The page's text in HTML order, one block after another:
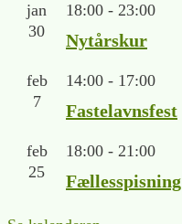
jan
30
18:00 - 23:00
Nytårskur
feb
7
14:00 - 17:00
Fastelavnsfest
feb
25
18:00 - 21:00
Fællesspisning